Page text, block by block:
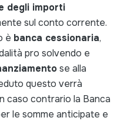
degli importi
sul conto corrente.
è banca cessionaria,
pro solvendo e
se alla
questo verrà
caso contrario la Banca
le somme anticipate e